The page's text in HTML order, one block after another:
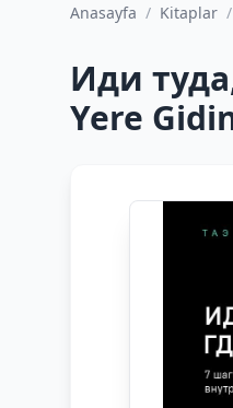
Anasayfa / Kitaplar /
Иди
Yere